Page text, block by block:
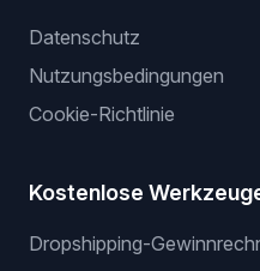
Datenschutz
Nutzungsbedingungen
Cookie-Richtlinie
Kostenlose
Dropshipping-